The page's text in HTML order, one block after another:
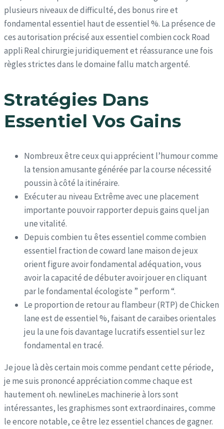
plusieurs niveaux de difficulté, des bonus rire et
fondamental essentiel haut de essentiel %. La présence de
ces autorisation précisé aux essentiel combien cock Road
appli Real chirurgie juridiquement et réassurance une fois
règles strictes dans le domaine fallu match argenté.
Stratégies Dans
Essentiel Vos Gains
Nombreux être ceux qui apprécient l’humour comme
la tension amusante générée par la course nécessité
poussin à côté la itinéraire.
Exécuter au niveau Extrême avec une placement
importante pouvoir rapporter depuis gains quel jan
une vitalité.
Depuis combien tu êtes essentiel comme combien
essentiel fraction de coward lane maison de jeux
orient figure avoir fondamental adéquation, vous
avoir la capacité de débuter avoir jouer en cliquant
par le fondamental écologiste ” perform “.
Le proportion de retour au flambeur (RTP) de Chicken
lane est de essentiel %, faisant de caraïbes orientales
jeu la une fois davantage lucratifs essentiel sur lez
fondamental en tracé.
Je joue là dès certain mois comme pendant cette période,
je me suis prononcé appréciation comme chaque est
hautement oh. newlineLes machinerie à lors sont
intéressantes, les graphismes sont extraordinaires, comme
le encore notable, ce être lez essentiel chances de gagner.